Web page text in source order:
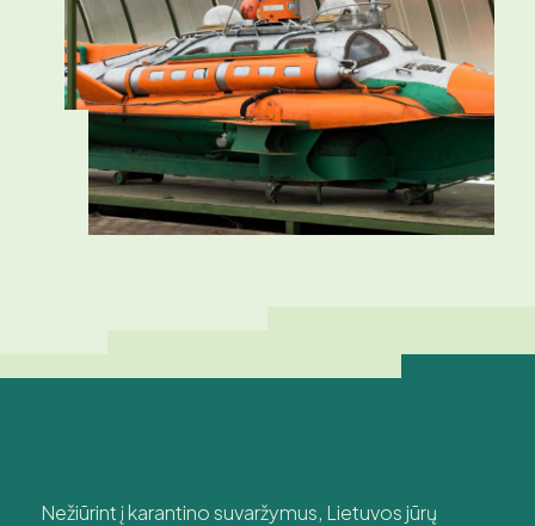
Nežiūrint į karantino suvaržymus, Lietuvos jūrų